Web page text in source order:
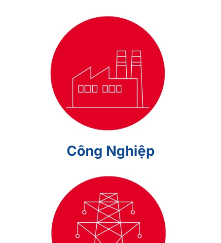
Công Nghiệp
Công Nghiệp
Năng Lượng